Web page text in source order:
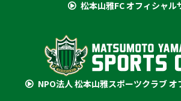
松本山雅FC オフィシャル
NPO法人 松本山雅スポーツクラブ